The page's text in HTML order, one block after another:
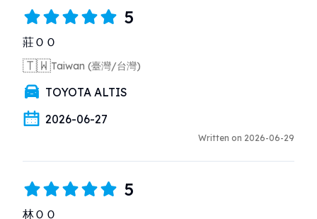
5
莊ＯＯ
🇹🇼Taiwan (臺灣/台灣)
TOYOTA ALTIS
2026-06-27
Written on 2026-06-29
5
林ＯＯ